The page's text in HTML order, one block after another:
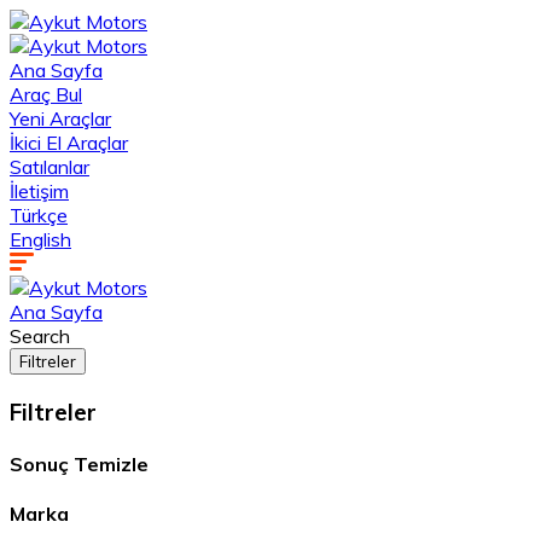
Ana Sayfa
Araç Bul
Yeni Araçlar
İkici El Araçlar
Satılanlar
İletişim
Türkçe
English
Ana Sayfa
Search
Filtreler
Filtreler
Sonuç Temizle
Marka